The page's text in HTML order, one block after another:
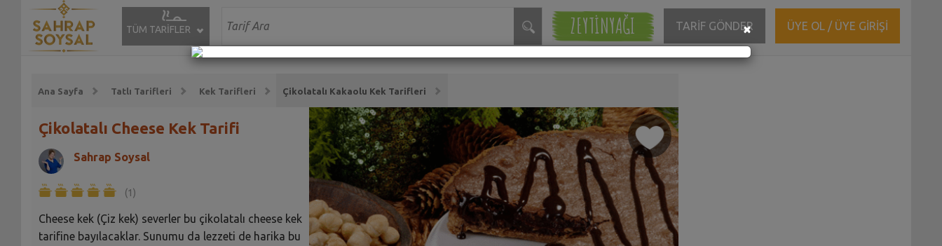
TÜM TARİFLER ZEYTİNYAĞI TARİF GÖNDER ÜYE OL / ÜYE GİRİŞİ
Ana Sayfa Tatlı Tarifleri Kek Tarifleri Çikolatalı Kakaolu Kek Tarifleri
Çikolatalı Cheese Kek Tarifi
Sahrap Soysal
(1)
Cheese kek (Çiz kek) severler bu çikolatalı cheese kek
tarifine bayılacaklar. Sunumu da lezzeti de harika bu
×Close